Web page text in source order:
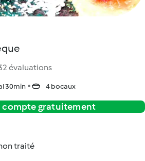
évaluations
30min 4 bocaux
compte gratuitement
traité